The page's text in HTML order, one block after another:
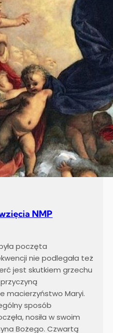
NMP
poczęta
nie podlegała też
jest skutkiem grzechu
macierzyństwo Maryi.
sposób
nosiła w swoim
Bożego. Czwartą